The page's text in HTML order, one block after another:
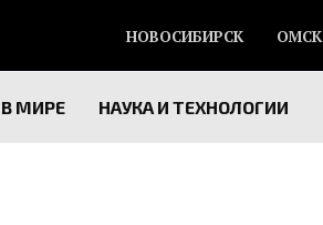
НОВОСИБИРСК ОМСК
В МИРЕ НАУКА И ТЕХНОЛОГИИ